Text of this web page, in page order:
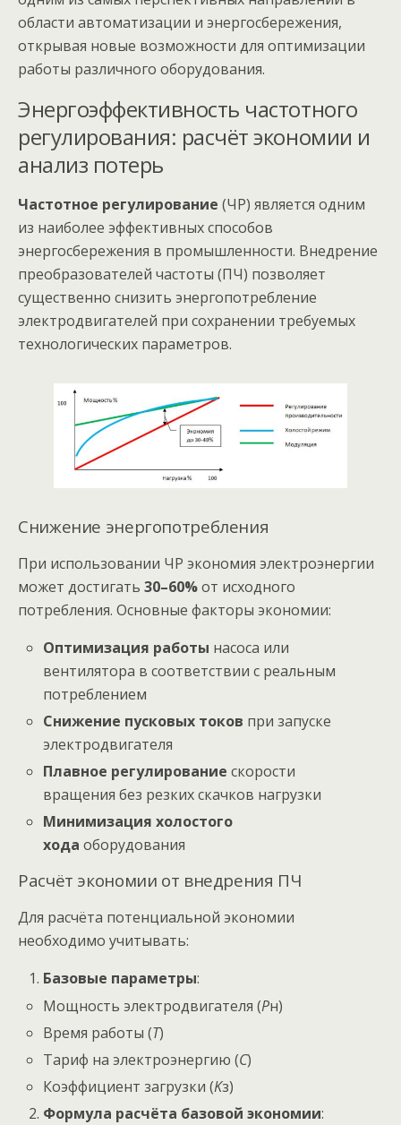
области автоматизации и энергосбережения,
открывая новые возможности для оптимизации
работы различного оборудования.
Энергоэффективность частотного
регулирования: расчёт экономии и
анализ потерь
Частотное регулирование (ЧР) является одним
из наиболее эффективных способов
энергосбережения в промышленности. Внедрение
преобразователей частоты (ПЧ) позволяет
существенно снизить энергопотребление
электродвигателей при сохранении требуемых
технологических параметров.
Снижение энергопотребления
При использовании ЧР экономия электроэнергии
может достигать 30–60%от исходного
потребления. Основные факторы экономии:
Оптимизация работы насоса или
вентилятора в соответствии с реальным
потреблением
Снижение пусковых токов при запуске
электродвигателя
Плавное регулирование скорости
вращения без резких скачков нагрузки
Минимизация холостого
хода оборудования
Расчёт экономии от внедрения ПЧ
Для расчёта потенциальной экономии
необходимо учитывать:
Базовые параметры:
Мощность электродвигателя (Pн​)
Время работы (T)
Тариф на электроэнергию (C)
Коэффициент загрузки (Kз​)
Формула расчёта базовой экономии: